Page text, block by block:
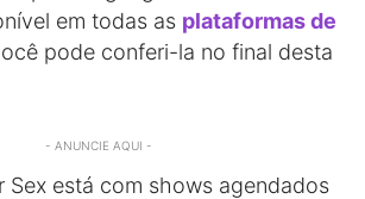
em todas as plataformas de
pode conferi-la no final desta
- ANUNCIE AQUI -
Sex está com shows agendados